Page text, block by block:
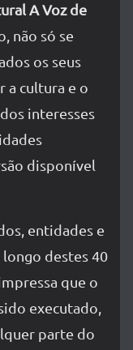
A Voz de
não só se
os seus
a cultura e o
interesses
disponível
entidades e
destes 40
que o
executado,
parte do